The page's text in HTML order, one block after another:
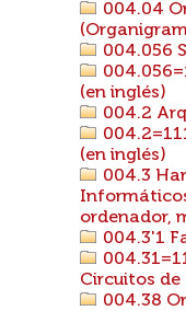
004.04
004.056
(en inglés)
004.2
(en inglés)
004.3
ordenador,
004.3'1
Circuitos de
004.38